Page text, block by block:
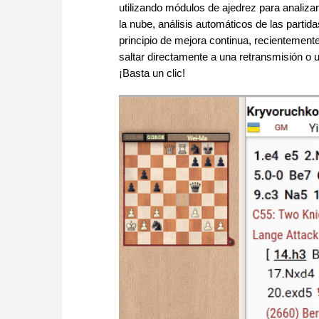
utilizando módulos de ajedrez para
la nube, análisis automáticos de las
principio de mejora continua,
saltar directamente a una retransmisión o
¡Basta un clic!